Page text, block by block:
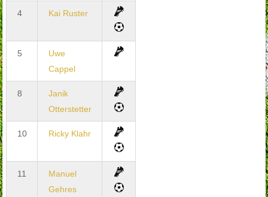
4 Kai Ruster
5
Uwe
Cappel
8
Janik
Otterstetter
10 Ricky Klahr
11
Manuel
Gehres